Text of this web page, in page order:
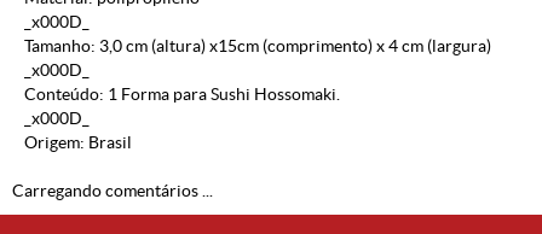
_x000D_
Tamanho: 3,0 cm (altura) x15cm (comprimento) x 4 cm (largura)
_x000D_
Conteúdo: 1 Forma para Sushi Hossomaki.
_x000D_
Origem: Brasil
Carregando comentários ...